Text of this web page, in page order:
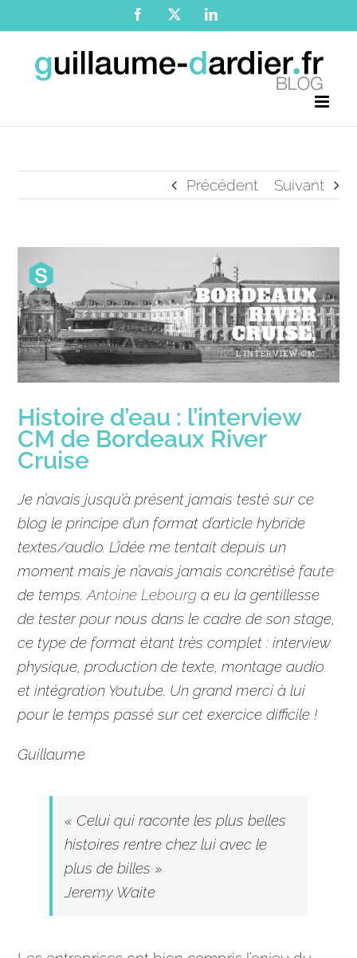
au
contenu
Facebook LinkedIn
Précédent Suivant
Histoire d’eau : l’interview
CM de Bordeaux River
Cruise
Je n’avais jusqu’à présent jamais testé sur ce
blog le principe d’un format d’article hybride
textes/audio. L’idée me tentait depuis un
moment mais je n’avais jamais concrétisé faute
de temps.Antoine Lebourg a eu la gentillesse
de tester pour nous dans le cadre de son stage,
ce type de format étant très complet : interview
physique, production de texte, montage audio
et intégration Youtube. Un grand merci à lui
pour le temps passé sur cet exercice difficile !
Guillaume
« Celui qui raconte les plus belles
histoires rentre chez lui avec le
plus de billes »
Jeremy Waite